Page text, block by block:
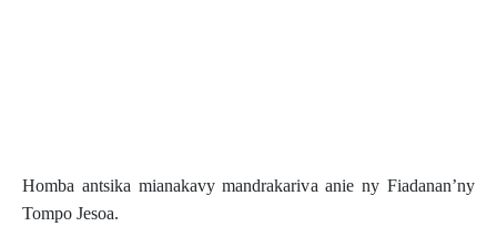
Homba antsika mianakavy mandrakariva anie ny Fiadanan’ny
Tompo Jesoa.